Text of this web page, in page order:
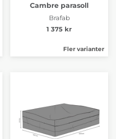
Cambre parasoll
Brafab
1 375 kr
Fler varianter